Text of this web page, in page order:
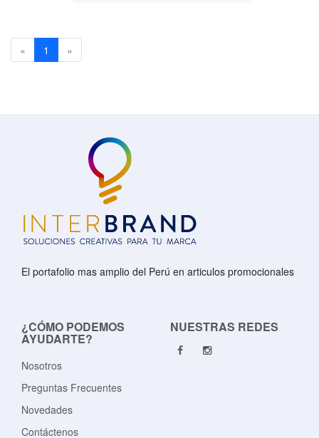
« Previous
1 (current)
»
El portafolio mas amplio del Perú en articulos promocionales
¿CÓMO PODEMOS
AYUDARTE?
Nosotros
Preguntas Frecuentes
Novedades
Contáctenos
NUESTRAS REDES